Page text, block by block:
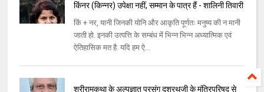
किंनर (किन्नर) उपेक्षा नहीं, सम्मान के पात्र हैं - शालिनी तिवारी
किं + नर, यानी जिनकी योनि और आकृति पूर्णतः मनुष्य की न मानी
जाती हो. इनकी उत्पत्ति के सम्बंध में भिन्न भिन्न अध्यात्मिक एवं
ऐतिहासिक मत है. यदि हम ऐ...
श्रीरामकथा के अल्पज्ञात प्रसंग दशरथजी के मंत्रिपरिषद से